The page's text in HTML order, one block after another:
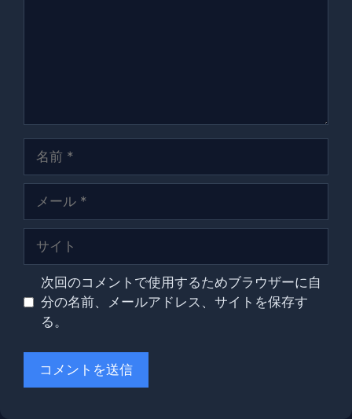
ル
次回のコメントで使用するためブラウザーに自
分の名前、メールアドレス、サイトを保存す
る。